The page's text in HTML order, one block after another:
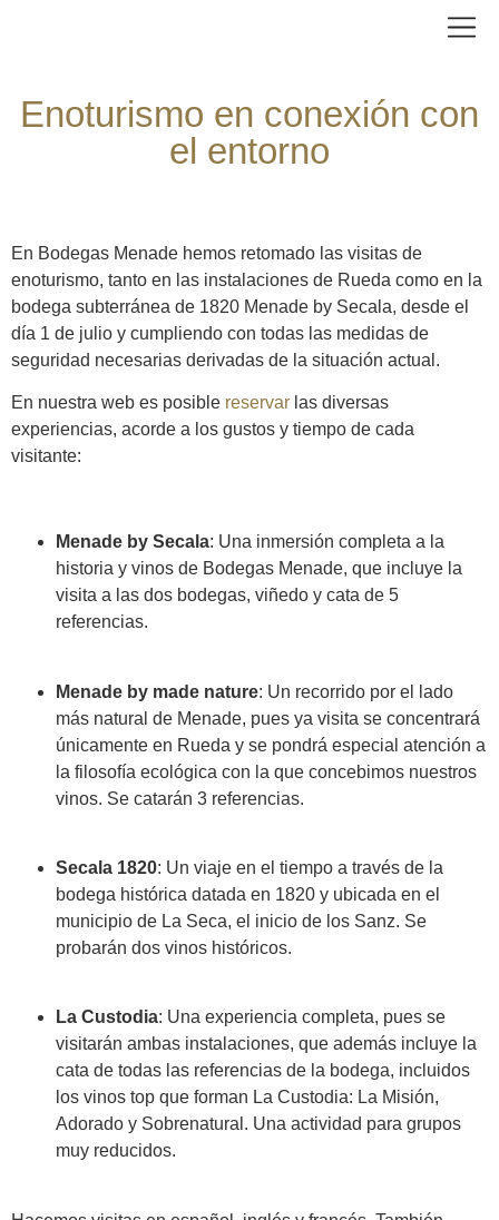
Enoturismo en conexión con
el entorno
En Bodegas Menade hemos retomado las visitas de
enoturismo, tanto en las instalaciones de Rueda como en la
bodega subterránea de 1820 Menade by Secala, desde el
día 1 de julio y cumpliendo con todas las medidas de
seguridad necesarias derivadas de la situación actual.
En nuestra web es posible reservar las diversas
experiencias, acorde a los gustos y tiempo de cada
visitante:
Menade by Secala: Una inmersión completa a la
historia y vinos de Bodegas Menade, que incluye la
visita a las dos bodegas, viñedo y cata de 5
referencias.
Menade by made nature: Un recorrido por el lado
más natural de Menade, pues ya visita se concentrará
únicamente en Rueda y se pondrá especial atención a
la filosofía ecológica con la que concebimos nuestros
vinos. Se catarán 3 referencias.
Secala 1820: Un viaje en el tiempo a través de la
bodega histórica datada en 1820 y ubicada en el
municipio de La Seca, el inicio de los Sanz. Se
probarán dos vinos históricos.
La Custodia: Una experiencia completa, pues se
visitarán ambas instalaciones, que además incluye la
cata de todas las referencias de la bodega, incluidos
los vinos top que forman La Custodia: La Misión,
Adorado y Sobrenatural. Una actividad para grupos
muy reducidos.